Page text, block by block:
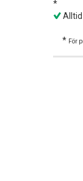
*
* För